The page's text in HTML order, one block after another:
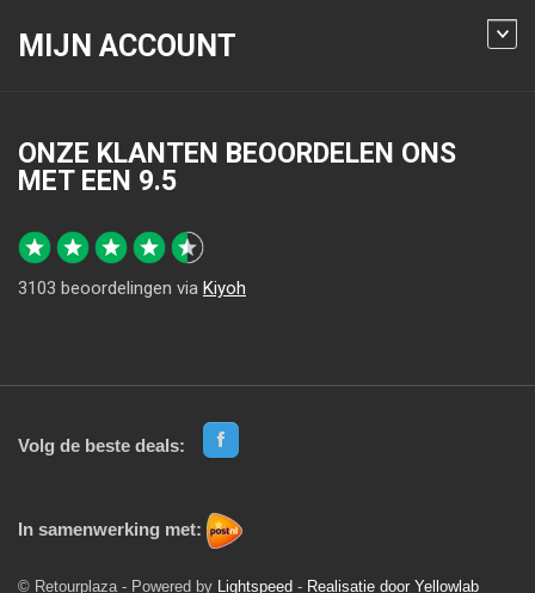
MIJN ACCOUNT
ONZE KLANTEN BEOORDELEN ONS
MET EEN 9.5
3103 beoordelingen via Kiyoh
Volg de beste deals:
In samenwerking met:
© Retourplaza - Powered by Lightspeed - Realisatie door Yellowlab